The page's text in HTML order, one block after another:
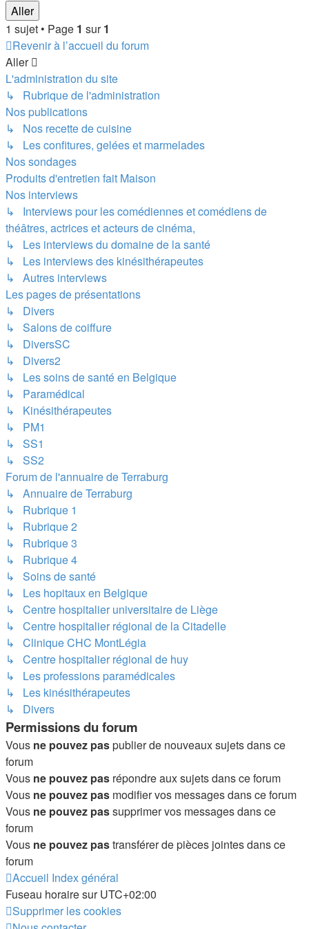
1 sujet • Page 1 sur1
Revenir à l’accueil du forum
Aller
L'administration du site
↳ Rubrique de l'administration
Nos publications
↳ Nos recette de cuisine
↳ Les confitures, gelées et marmelades
Nos sondages
Produits d'entretien fait Maison
Nos interviews
↳ Interviews pour les comédiennes et comédiens de
théâtres, actrices et acteurs de cinéma,
↳ Les interviews du domaine de la santé
↳ Les interviews des kinésithérapeutes
↳ Autres interviews
Les pages de présentations
↳ Divers
↳ Salons de coiffure
↳ DiversSC
↳ Divers2
↳ Les soins de santé en Belgique
↳ Paramédical
↳ Kinésithérapeutes
↳ PM1
↳ SS1
↳ SS2
Forum de l'annuaire de Terraburg
↳ Annuaire de Terraburg
↳ Rubrique 1
↳ Rubrique 2
↳ Rubrique 3
↳ Rubrique 4
↳ Soins de santé
↳ Les hopitaux en Belgique
↳ Centre hospitalier universitaire de Liège
↳ Centre hospitalier régional de la Citadelle
↳ Clinique CHC MontLégia
↳ Centre hospitalier régional de huy
↳ Les professions paramédicales
↳ Les kinésithérapeutes
↳ Divers
Permissions du forum
Vous ne pouvez paspublier de nouveaux sujets dans ce
forum
Vous ne pouvez pas répondre aux sujets dans ce forum
Vous ne pouvez pas modifier vos messages dans ce forum
Vous ne pouvez passupprimer vos messages dans ce
forum
Vous ne pouvez pastransférer de pièces jointes dans ce
forum
Accueil Index général
Fuseau horaire surUTC+02:00
Supprimer les cookies